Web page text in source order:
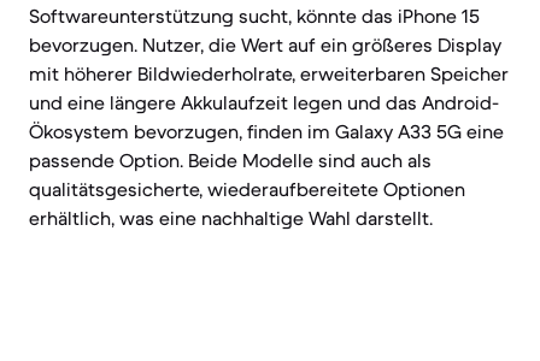
Softwareunterstützung sucht, könnte das iPhone 15
bevorzugen. Nutzer, die Wert auf ein größeres Display
mit höherer Bildwiederholrate, erweiterbaren Speicher
und eine längere Akkulaufzeit legen und das Android-
Ökosystem bevorzugen, finden im Galaxy A33 5G eine
passende Option. Beide Modelle sind auch als
qualitätsgesicherte, wiederaufbereitete Optionen
erhältlich, was eine nachhaltige Wahl darstellt.